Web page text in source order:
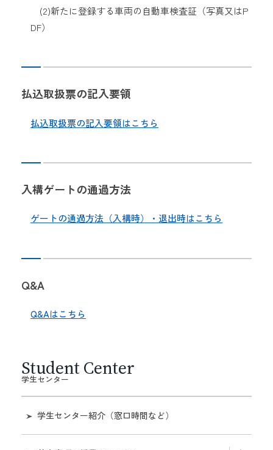
(2)新たに登録する車両の自動車検査証（写真又はP
DF）
払込取扱票の記入要領
払込取扱票の記入要領はこちら
入構ゲートの通過方法
ゲートの通過方法（入構時）・退出時はこちら
Q&A
Q&Aはこちら
Student Center
学生センター
学生センター紹介（窓口時間など）